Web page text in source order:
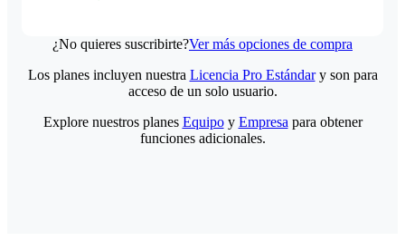
¿No quieres suscribirte?Ver más opciones de compra
Los planes incluyen nuestra Licencia Pro Estándary son para
acceso de un solo usuario.
Explore nuestros planes Equipoy Empresa para obtener
funciones adicionales.